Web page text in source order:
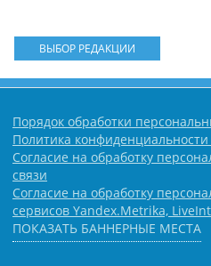
ВЫБОР РЕДАКЦИИ
Порядок обработки
Политика
Согласие на обработку
связи
Согласие на обработку
сервисов Yandex.Metrika,
ПОКАЗАТЬ БАННЕРНЫЕ МЕСТА